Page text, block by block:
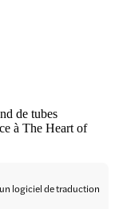
de tubes
à The Heart of
logiciel de traduction